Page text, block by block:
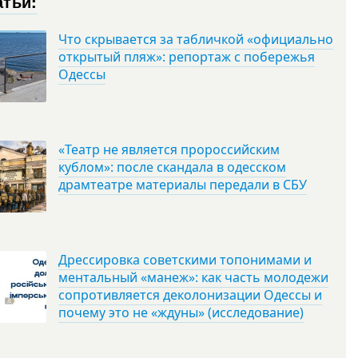
Что скрывается за табличкой «официально
открытый пляж»: репортаж с побережья
Одессы
«Театр не является пророссийским
кублом»: после скандала в одесском
драмтеатре материалы передали в СБУ
Дрессировка советскими топонимами и
ментальный «манеж»: как часть молодежи
сопротивляется деколонизации Одессы и
почему это не «ждуны» (исследование)